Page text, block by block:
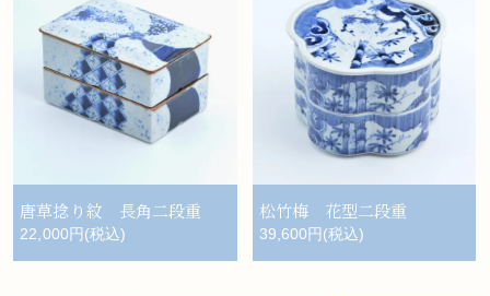
唐草捻り紋 長角二段重
22,000円(税込)
松竹梅 花型二段重
39,600円(税込)